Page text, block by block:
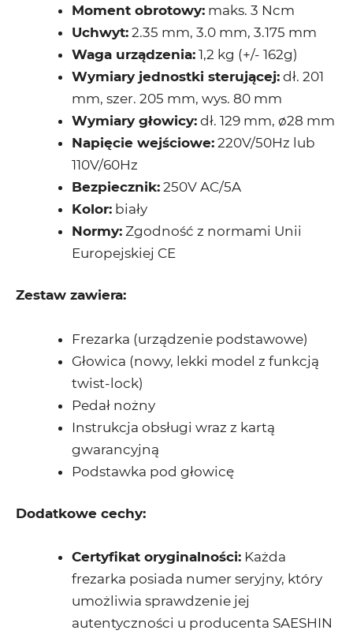
Moment obrotowy: maks. 3 Ncm
Uchwyt: 2.35 mm, 3.0 mm, 3.175 mm
Waga urządzenia: 1,2 kg (+/- 162g)
Wymiary jednostki sterującej: dł. 201
mm, szer. 205 mm, wys. 80 mm
Wymiary głowicy: dł. 129 mm, ø28 mm
Napięcie wejściowe: 220V/50Hz lub
110V/60Hz
Bezpiecznik: 250V AC/5A
Kolor: biały
Normy: Zgodność z normami Unii
Europejskiej CE
Zestaw zawiera:
Frezarka (urządzenie podstawowe)
Głowica (nowy, lekki model z funkcją
twist-lock)
Pedał nożny
Instrukcja obsługi wraz z kartą
gwarancyjną
Podstawka pod głowicę
Dodatkowe cechy:
Certyfikat oryginalności: Każda
frezarka posiada numer seryjny, który
umożliwia sprawdzenie jej
autentyczności u producenta SAESHIN